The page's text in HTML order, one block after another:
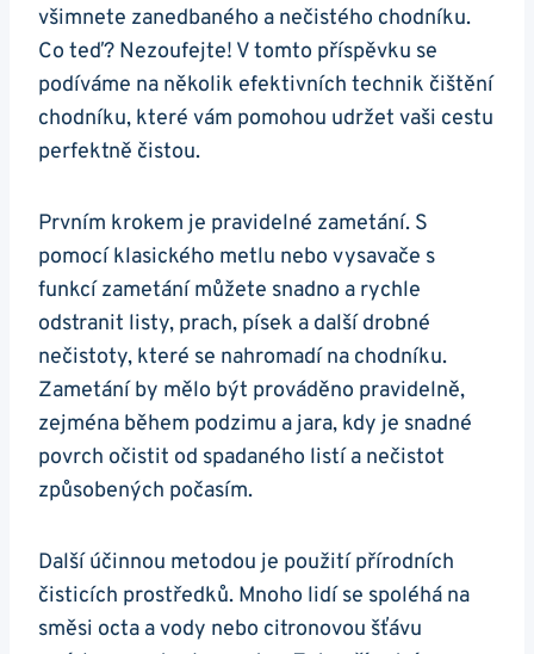
všimnete zanedbaného a nečistého chodníku.
Co teď? Nezoufejte! ⁢V tomto příspěvku se
podíváme na několik efektivních technik čištění
⁣chodníku, které vám pomohou udržet vaši⁤ cestu
perfektně čistou.
Prvním krokem je pravidelné zametání. S ​
pomocí klasického ‍metlu nebo vysavače s
funkcí zametání můžete snadno​ a ‍rychle
odstranit listy, prach, písek a další drobné
nečistoty, které se‍ nahromadí na chodníku.
Zametání by mělo být prováděno ⁤pravidelně,
zejména během⁢ podzimu a ‌jara, ⁢kdy ⁣je snadné
povrch očistit od spadaného listí a‍ nečistot
způsobených počasím.
Další účinnou metodou je použití ⁤přírodních
čisticích prostředků. ‍Mnoho lidí⁣ se⁤ spoléhá na
směsi octa a vody ‌nebo citronovou šťávu